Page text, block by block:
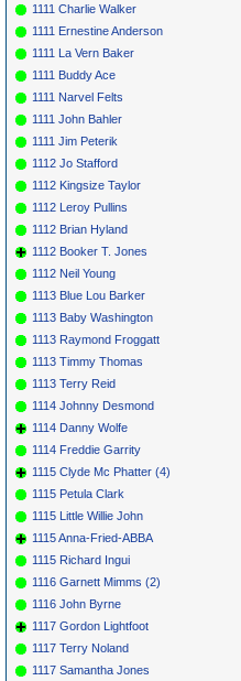
1111 Charlie Walker
1111 Ernestine Anderson
1111 La Vern Baker
1111 Buddy Ace
1111 Narvel Felts
1111 John Bahler
1111 Jim Peterik
1112 Jo Stafford
1112 Kingsize Taylor
1112 Leroy Pullins
1112 Brian Hyland
1112 Booker T. Jones
1112 Neil Young
1113 Blue Lou Barker
1113 Baby Washington
1113 Raymond Froggatt
1113 Timmy Thomas
1113 Terry Reid
1114 Johnny Desmond
1114 Danny Wolfe
1114 Freddie Garrity
1115 Clyde Mc Phatter (4)
1115 Petula Clark
1115 Little Willie John
1115 Anna-Fried-ABBA
1115 Richard Ingui
1116 Garnett Mimms (2)
1116 John Byrne
1117 Gordon Lightfoot
1117 Terry Noland
1117 Samantha Jones